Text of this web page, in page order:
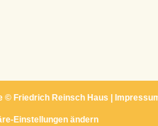
© Friedrich Reinsch Haus
Einstellungen ändern